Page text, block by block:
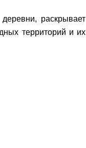
раскрывает
территорий и их